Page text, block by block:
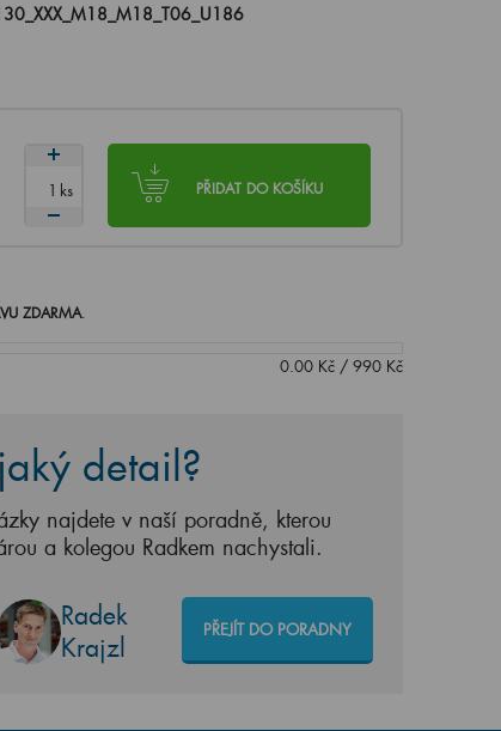
PŘIDAT DO KOŠÍKU
ks
ZDARMA.
0.00Kč/ 990Kč
detail?
najdete v naší poradně, kterou
a kolegou Radkem nachystali.
Radek
Krajzl
PŘEJÍT DO PORADNY